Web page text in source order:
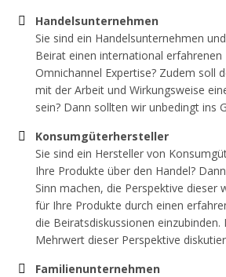
Handelsunternehmen
Sie sind ein Handelsunternehmen
Beirat einen international erfahrenen
Omnichannel Expertise? Zudem soll
mit der Arbeit und Wirkungsweise
sein? Dann sollten wir unbedingt ins
Konsumgüterhersteller
Sie sind ein Hersteller von
Ihre Produkte über den Handel?
Sinn machen, die Perspektive dieser
für Ihre Produkte durch einen
die Beiratsdiskussionen einzubinden.
Mehrwert dieser Perspektive
Familienunternehmen